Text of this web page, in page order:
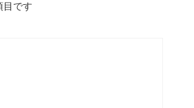
目です